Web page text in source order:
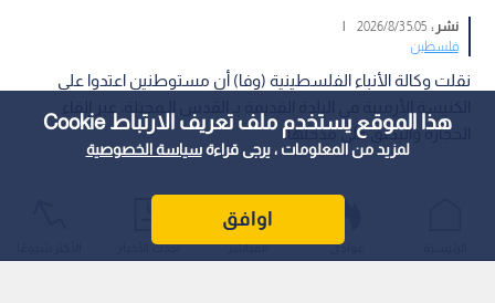
هذا الموقع يستخدم ملف تعريف الارتباط Cookie
لمزيد من المعلومات ، يرجى قراءةسياسة الخصوصية
اوافق
نشر :5:05 2026/8/3
|
فلسطين
نقلت وكالة الأنباء الفلسطينية (وفا) أن مستوطنين اعتدوا على
الحجارة والبصق على مدخلها.
عواجل المباشر أحدث الأخبار